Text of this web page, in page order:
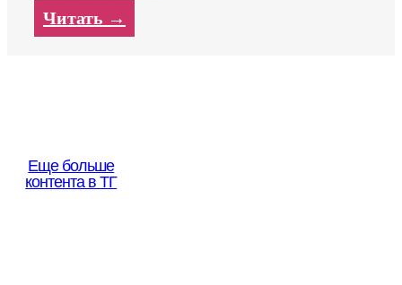
Читать →
Еще больше
контента в ТГ